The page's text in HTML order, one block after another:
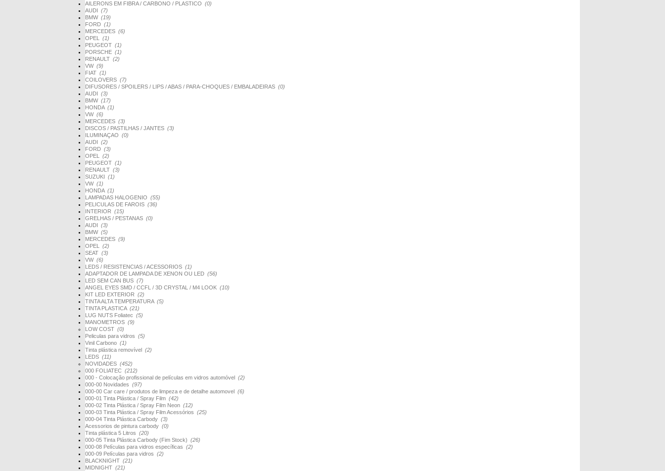
AILERONS EM FIBRA / CARBONO / PLASTICO (0)
AUDI (7)
BMW (19)
FORD (1)
MERCEDES (6)
OPEL (1)
PEUGEOT (1)
PORSCHE (1)
RENAULT (2)
VW (9)
FIAT (1)
COILOVERS (7)
DIFUSORES / SPOILERS / LIPS / ABAS / PARA-CHOQUES / EMBALADEIRAS (0)
AUDI (3)
BMW (17)
HONDA (1)
VW (6)
MERCEDES (3)
DISCOS / PASTILHAS / JANTES (3)
ILUMINAÇAO (0)
AUDI (2)
FORD (3)
OPEL (2)
PEUGEOT (1)
RENAULT (3)
SUZUKI (1)
VW (1)
HONDA (1)
LAMPADAS HALOGENIO (55)
PELICULAS DE FAROIS (36)
INTERIOR (15)
GRELHAS / PESTANAS (0)
AUDI (3)
BMW (5)
MERCEDES (9)
OPEL (2)
SEAT (3)
VW (6)
LEDS / RESISTENCIAS / ACESSORIOS (1)
ADAPTADOR DE LAMPADA DE XENON OU LED (56)
LED SEM CAN BUS (7)
ANGEL EYES SMD / CCFL / 3D CRYSTAL / M4 LOOK (10)
KIT LED EXTERIOR (2)
TINTA ALTA TEMPERATURA (5)
TINTA PLASTICA (21)
LUG NUTS Foliatec (5)
MANOMETROS (9)
LOW COST (0)
Peliculas para vidros (5)
Vinil Carbono (1)
Tinta plástica removível (2)
LEDS (11)
NOVIDADES (452)
000 FOLIATEC (212)
000 - Colocação profissional de películas em vidros automóvel (2)
000-00 Novidades (97)
000-00 Car care / produtos de limpeza e de detalhe automovel (6)
000-01 Tinta Plástica / Spray Film (42)
000-02 Tinta Plástica / Spray Film Neon (12)
000-03 Tinta Plástica / Spray Film Acessórios (25)
000-04 Tinta Plástica Carbody (3)
Acessorios de pintura carbody (0)
Tinta plástica 5 Litros (20)
000-05 Tinta Plástica Carbody (Fim Stock) (26)
000-08 Películas para vidros específicas (2)
000-09 Películas para vidros (2)
BLACKNIGHT (21)
MIDNIGHT (21)